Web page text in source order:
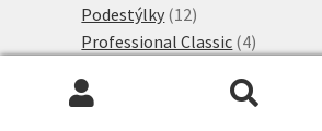
produkty
Podestýlky 1212
produktů
Professional Classic 44
produktů
Sanicat Professional 88